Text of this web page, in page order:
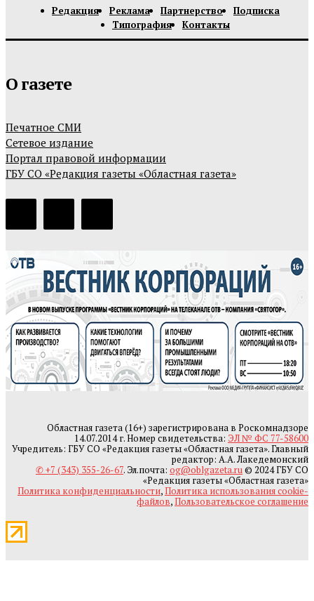
Редакция Реклама Партнерство
Подписка
Типография
Контакты
О газете
Печатное СМИ
Сетевое издание
Портал правовой информации
ГБУ СО «Редакция газеты «Областная газета»
Областная газета (16+) зарегистрирована в Роскомнадзоре
14.07.2014 г. Номер свидетельства: ЭЛ № ФС 77-58600
Учредитель: ГБУ СО «Редакция газеты «Областная газета». Главный
редактор: А.А. Лакедемонский
✆ +7 (343) 355-26-67. Эл.почта: og@oblgazeta.ru© 2024 ГБУ СО
«Редакция газеты «Областная газета»
Политика конфиденциальности,Политика использования cookie-
файлов,Пользовательское соглашение